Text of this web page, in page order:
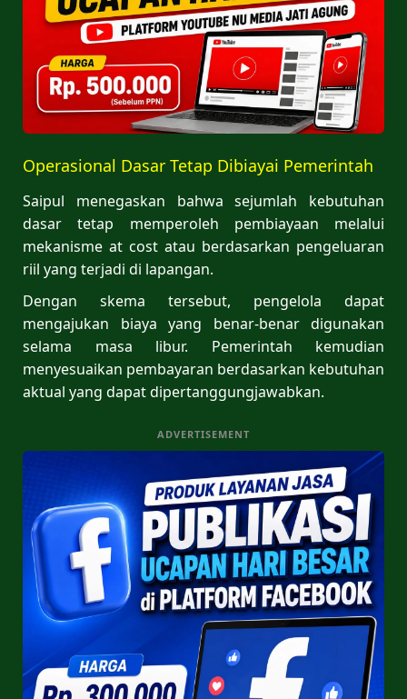
Operasional Dasar Tetap Dibiayai Pemerintah
Saipul menegaskan bahwa sejumlah kebutuhan
dasar tetap memperoleh pembiayaan melalui
mekanisme at cost atau berdasarkan pengeluaran
riil yang terjadi di lapangan.
Dengan skema tersebut, pengelola dapat
mengajukan biaya yang benar-benar digunakan
selama masa libur. Pemerintah kemudian
menyesuaikan pembayaran berdasarkan kebutuhan
aktual yang dapat dipertanggungjawabkan.
ADVERTISEMENT